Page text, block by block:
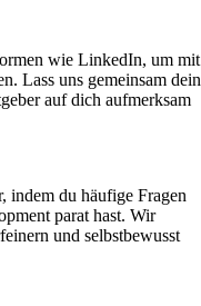
wie LinkedIn, um mit
Lass uns gemeinsam dein
auf dich aufmerksam
indem du häufige Fragen
parat hast. Wir
und selbstbewusst